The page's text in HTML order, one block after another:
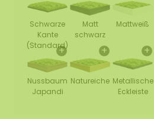
Schwarze
Kante
(Standard)
Matt
schwarz
Mattweiß
+
Nussbaum
Japandi
+
Natureiche
+
Metallische
Eckleiste